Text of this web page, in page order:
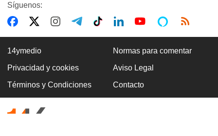
GASOLINA
En la Vía Blanca surgen puestos de venta de
gasolina en botellas de un litro
Síguenos:
14ymedio Normas para comentar
Privacidad y cookies Aviso Legal
Términos y Condiciones Contacto